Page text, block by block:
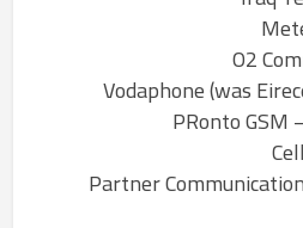
42501 – Partner